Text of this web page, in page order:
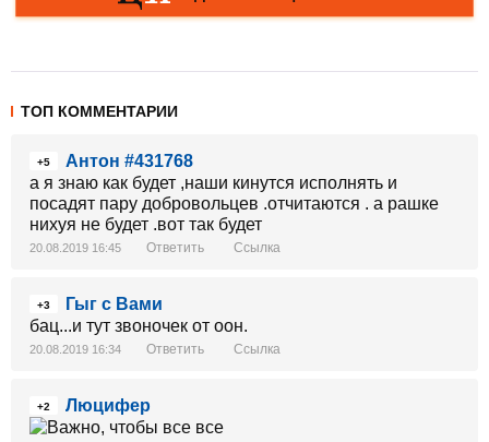
ТОП КОММЕНТАРИИ
+5
Антон #431768
а я знаю как будет ,наши кинутся исполнять и
посадят пару добровольцев .отчитаются . а рашке
нихуя не будет .вот так будет
20.08.2019 16:45 Ответить Ссылка
+3
Гыг с Вами
бац...и тут звоночек от оон.
20.08.2019 16:34 Ответить Ссылка
+2 Люцифер